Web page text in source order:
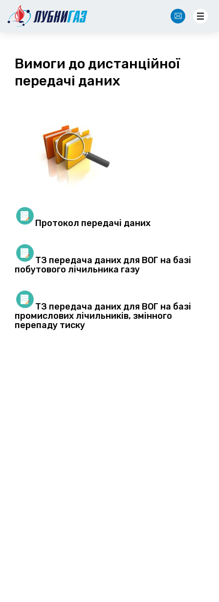
NewOffice@lubnygaz.com.ua
Вимоги до дистанційної
передачі даних
Протокол передачі даних
ТЗ передача даних для ВОГ на базі
побутового лічильника газу
ТЗ передача даних для ВОГ на базі
промислових лічильників, змінного
перепаду тиску